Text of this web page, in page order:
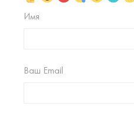
Имя
Ваш Email